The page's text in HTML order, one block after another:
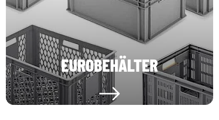
EUROBEHÄLTER